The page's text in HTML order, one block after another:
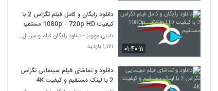
۰۱:۴۰:۱۱
دانلود رایگان و کامل فیلم تگزاس 2 با
کیفیت 1080p - 720p HD مستقیم
تاینی موویز - دانلود رایگان فیلم و سریال ایرانی جد
۱,۱۷۱ بازدید
دانلود و تماشای فیلم سینمایی تگزاس
2 با لینک مستقیم و کیفیت 4K